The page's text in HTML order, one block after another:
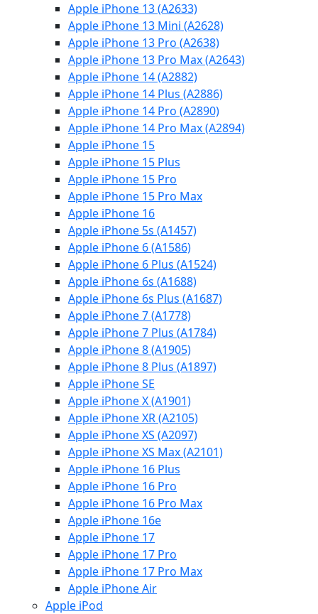
Apple iPhone 13 (A2633)
Apple iPhone 13 Mini (A2628)
Apple iPhone 13 Pro (A2638)
Apple iPhone 13 Pro Max (A2643)
Apple iPhone 14 (A2882)
Apple iPhone 14 Plus (A2886)
Apple iPhone 14 Pro (A2890)
Apple iPhone 14 Pro Max (A2894)
Apple iPhone 15
Apple iPhone 15 Plus
Apple iPhone 15 Pro
Apple iPhone 15 Pro Max
Apple iPhone 16
Apple iPhone 5s (A1457)
Apple iPhone 6 (A1586)
Apple iPhone 6 Plus (A1524)
Apple iPhone 6s (A1688)
Apple iPhone 6s Plus (A1687)
Apple iPhone 7 (A1778)
Apple iPhone 7 Plus (A1784)
Apple iPhone 8 (A1905)
Apple iPhone 8 Plus (A1897)
Apple iPhone SE
Apple iPhone X (A1901)
Apple iPhone XR (A2105)
Apple iPhone XS (A2097)
Apple iPhone XS Max (A2101)
Apple iPhone 16 Plus
Apple iPhone 16 Pro
Apple iPhone 16 Pro Max
Apple iPhone 16e
Apple iPhone 17
Apple iPhone 17 Pro
Apple iPhone 17 Pro Max
Apple iPhone Air
Apple iPod